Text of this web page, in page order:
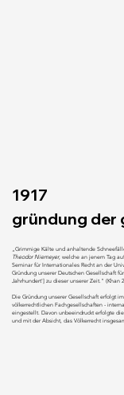
gründung der
1917
„Grimmige Kälte und anhaltende
Theodor Niemeyer, welche an jenem Tag
Seminar für Internationales Recht an der
Gründung unserer Deutschen Gesellschaft
Jahrhundert'] zu dieser unserer Zeit." (Khan
Die Gründung unserer Gesellschaft erfolgt
völkerrechtlichen Fachgesellschaften -
eingestellt. Davon unbeeindruckt erfolgte
und mit der Absicht, das Völkerrecht